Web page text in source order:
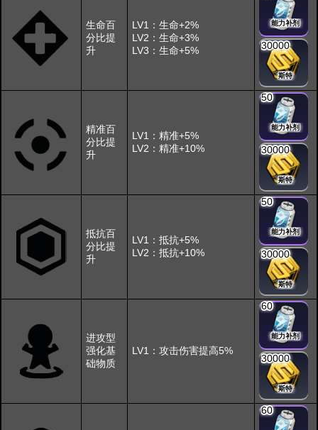
生命百
分比提
升
LV1：生命+2%
LV2：生命+3%
LV3：生命+5%
能力补剂
30000
斯特
精准百
分比提
升
LV1：精准+5%
LV2：精准+10%
50
能力补剂
30000
斯特
抵抗百
分比提
升
LV1：抵抗+5%
LV2：抵抗+10%
50
能力补剂
30000
斯特
进攻型
强化基
础物质
LV1：攻击伤害提高5%
60
能力补剂
30000
斯特
60